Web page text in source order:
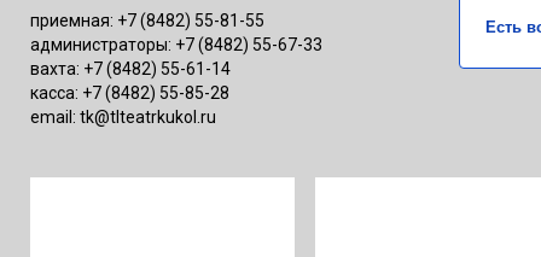
приемная: +7 (8482) 55-81-55
администраторы: +7 (8482) 55-67-33
вахта: +7 (8482) 55-61-14
касса: +7 (8482) 55-85-28
email: tk@tlteatrkukol.ru
Есть